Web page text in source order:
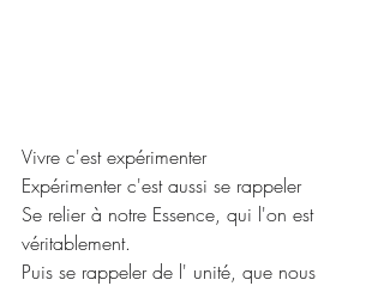
Vivre c'est expérimenter
Expérimenter c'est aussi se rappeler
Se relier à notre Essence, qui l'on est
véritablement.
Puis se rappeler de l' unité, que nous